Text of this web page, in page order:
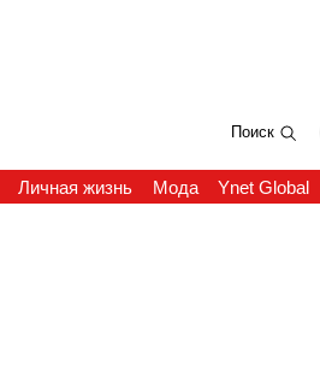
Поиск
Личная жизнь Мода Ynet Global